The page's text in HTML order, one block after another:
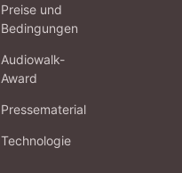
Preise und
Bedingungen
Audiowalk-
Award
Pressematerial
Technologie